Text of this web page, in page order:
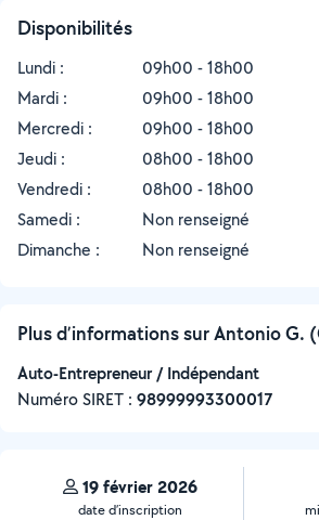
Disponibilités
Lundi :
09h00 - 18h00
Mardi :
09h00 - 18h00
Mercredi :
09h00 - 18h00
Jeudi :
08h00 - 18h00
Vendredi :
08h00 - 18h00
Samedi :
Non renseigné
Dimanche :
Non renseigné
Plus d’informations sur Antonio G.
Auto-Entrepreneur / Indépendant
Numéro SIRET : ‍98999993300017
19 février 2026
date d’inscription